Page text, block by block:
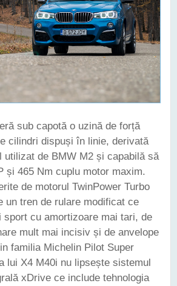
sub capotă o uzină de forță
cilindri dispuși în linie, derivată
utilizat de BMW M2 și capabilă să
și 465 Nm cuplu motor maxim.
de motorul TwinPower Turbo
un tren de rulare modificat ce
sport cu amortizoare mai tari, de
mult mai incisiv și de anvelope
familia Michelin Pilot Super
lui X4 M40i nu lipsește sistemul
xDrive ce include tehnologia